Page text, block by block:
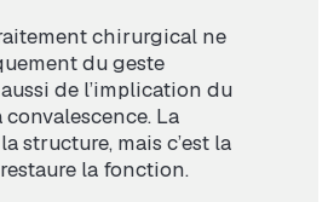
chirurgical ne
du geste
de l’implication du
La
structure, mais c’est la
la fonction.